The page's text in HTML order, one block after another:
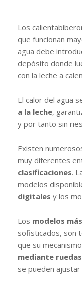
Los
que funcionan
agua debe
depósito donde
con la leche a
El calor del agua
a la leche,
y por tanto sin
Existen
muy diferentes
clasificaciones.
modelos
digitales y los
Los modelos
sofisticados, son
que su
mediante
se pueden